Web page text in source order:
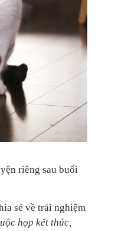
riêng sau buổi
sẻ về trải nghiệm
họp kết thúc,